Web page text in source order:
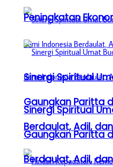
Sinergi Spiritual
Gaungkan Paritta
Berdaulat, Adil,
Peningkatan
Sinergi Spiritual
Gaungkan Paritta
Berdaulat, Adil,